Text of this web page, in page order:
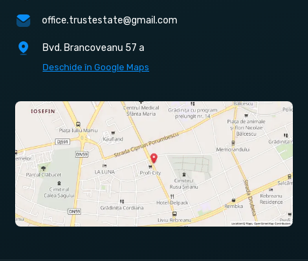
office.trustestate@gmail.com
Bvd. Brancoveanu 57 a
Deschide în Google Maps